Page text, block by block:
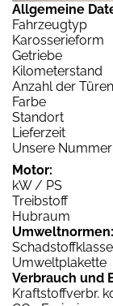
Allgemeine
Fahrzeugtyp
Karosserieform
Getriebe
Kilometerstand
Anzahl der Türen
Farbe
Standort
Lieferzeit
Unsere Nummer
Motor:
kW / PS
Treibstoff
Hubraum
Umweltnormen:
Schadstoffklasse
Umweltplakette
Verbrauch und
Kraftstoffverbr.